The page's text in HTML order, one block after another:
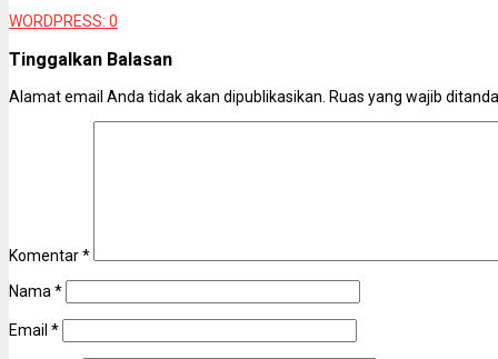
WORDPRESS: 0
Tinggalkan Balasan
Alamat email Anda tidak akan dipublikasikan. Ruas yang wajib
Komentar*
Nama*
Email *